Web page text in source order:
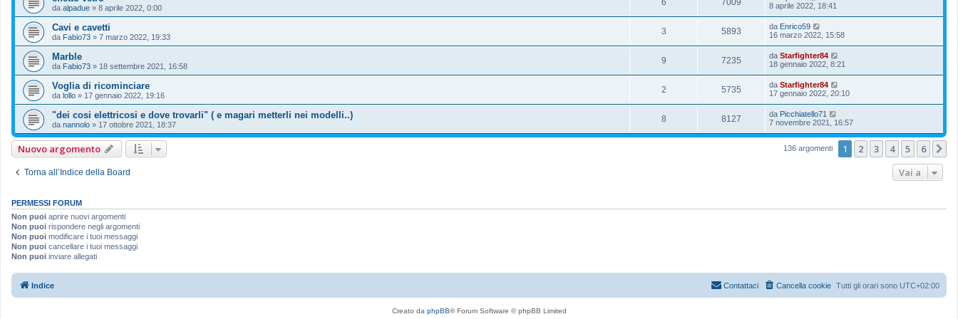
da alpadue » 8 aprile 2022, 0:00
8 aprile 2022, 18:41
Cavi e cavetti
da Fabio73 » 7 marzo 2022, 19:33
3 5893 da Enrico59
16 marzo 2022, 15:58
Marble
da Fabio73 » 18 settembre 2021, 16:58
9 7235 da Starfighter84
18 gennaio 2022, 8:21
Voglia di ricominciare
da lollo » 17 gennaio 2022, 19:16
2 5735 da Starfighter84
17 gennaio 2022, 20:10
"dei cosi elettricosi e dove trovarli" ( e magari metterli nei modelli..)
da nannolo » 17 ottobre 2021, 18:37
8 8127 da Picchiatello71
7 novembre 2021, 16:57
Nuovo argomento 136 argomenti 1 2 3 4 5 6
Torna all’Indice della Board Vai a
PERMESSI FORUM
Non puoi aprire nuovi argomenti
Non puoi rispondere negli argomenti
Non puoi modificare i tuoi messaggi
Non puoi cancellare i tuoi messaggi
Non puoi inviare allegati
Indice Tutti gli orari sono UTC+02:00
Cancella cookie
Contattaci
Creato da phpBB® Forum Software © phpBB Limited